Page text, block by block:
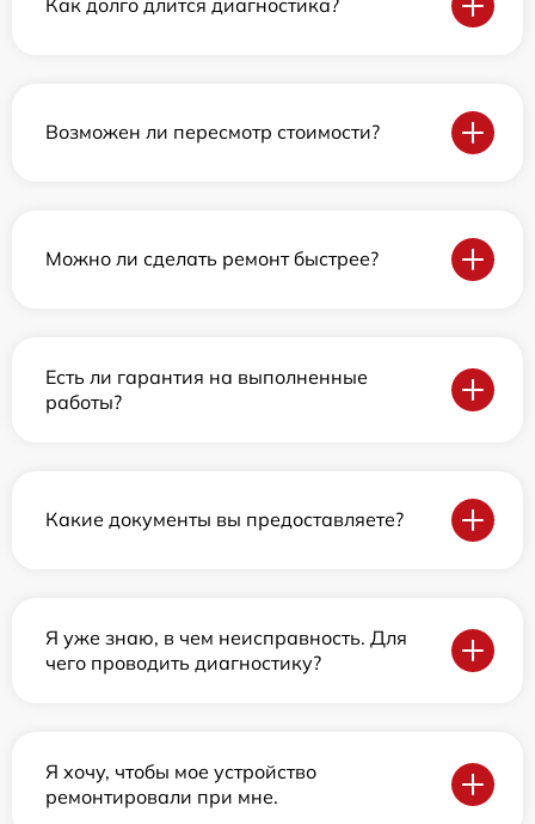
Как долго длится диагностика?
Возможен ли пересмотр стоимости?
Можно ли сделать ремонт быстрее?
Есть ли гарантия на выполненные
работы?
Какие документы вы предоставляете?
Я уже знаю, в чем неисправность. Для
чего проводить диагностику?
Я хочу, чтобы мое устройство
ремонтировали при мне.